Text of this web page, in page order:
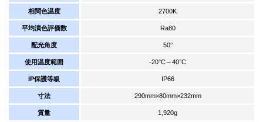
相関色温度 2700K
平均演色評価数 Ra80
配光角度 50°
使用温度範囲 -20°C～40°C
IP保護等級 IP66
寸法 290mm×80mm×232mm
質量 1,920g